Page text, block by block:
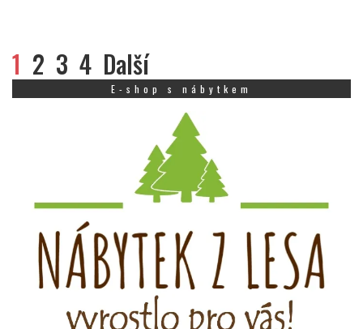
1 2 3 4 Další
E-shop s nábytkem